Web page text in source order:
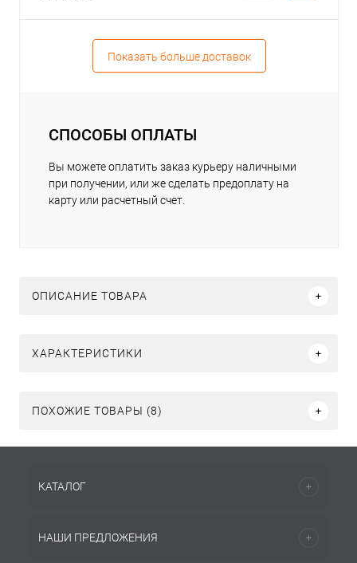
Показать больше доставок
СПОСОБЫ ОПЛАТЫ
Вы можете оплатить заказ курьеру наличными
при получении, или же сделать предоплату на
карту или расчетный счет.
ОПИСАНИЕ ТОВАРА
ХАРАКТЕРИСТИКИ
ПОХОЖИЕ ТОВАРЫ (8)
КАТАЛОГ
НАШИ ПРЕДЛОЖЕНИЯ